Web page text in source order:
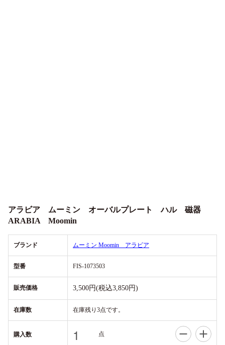
アラビア ムーミン オーバルプレート ハル 磁器
ARABIA Moomin
ブランド ムーミン Moomin アラビア
型番 FIS-1073503
販売価格 3,500円(税込3,850円)
在庫数 在庫残り3点です。
購入数 点